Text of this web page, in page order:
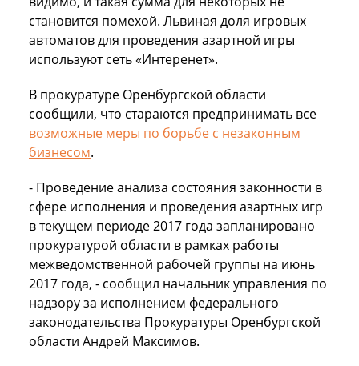
становится помехой. Львиная доля игровых
автоматов для проведения азартной игры
используют сеть «Интеренет».
В прокуратуре Оренбургской области
сообщили, что стараются предпринимать все
возможные меры по борьбе с незаконным
бизнесом.
- Проведение анализа состояния законности в
сфере исполнения и проведения азартных игр
в текущем периоде 2017 года запланировано
прокуратурой области в рамках работы
межведомственной рабочей группы на июнь
2017 года, - сообщил начальник управления по
надзору за исполнением федерального
законодательства Прокуратуры Оренбургской
области Андрей Максимов.